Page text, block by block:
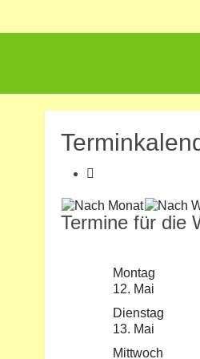
Termine für die
Montag
12. Mai
Dienstag
13. Mai
Mittwoch